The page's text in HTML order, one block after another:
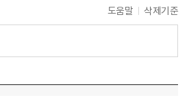
도움말 삭제기준